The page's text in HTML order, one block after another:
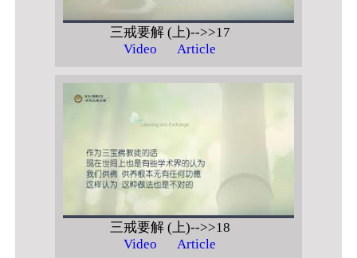
三戒要解 (上)-->>17
Video
Article
三戒要解 (上)-->>18
Video
Article